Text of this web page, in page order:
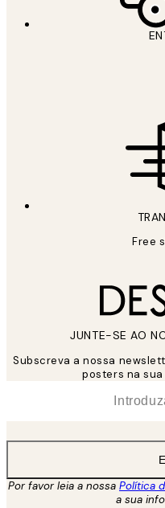
Free
JUNTE-SE AO
Subscreva a nossa
posters na
Por favor leia a nossa Política
a sua